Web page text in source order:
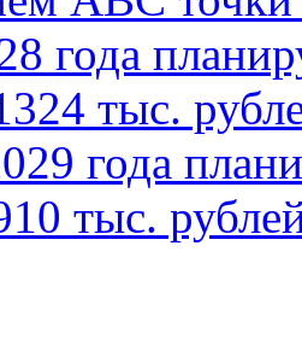
года
тыс.
года
тыс.